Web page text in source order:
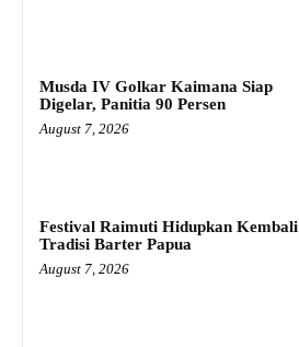
Musda IV Golkar Kaimana Siap
Digelar, Panitia 90 Persen
August 7, 2026
Festival Raimuti Hidupkan Kembali
Tradisi Barter Papua
August 7, 2026